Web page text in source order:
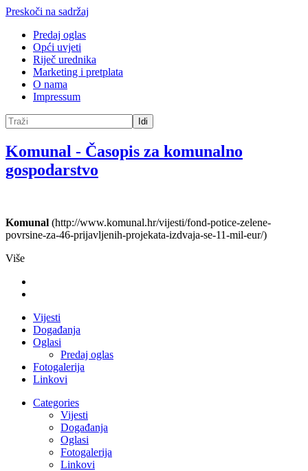
Preskoči na sadržaj
Predaj oglas
Opći uvjeti
Riječ urednika
Marketing i pretplata
O nama
Impressum
Idi
Komunal - Časopis za komunalno
gospodarstvo
Komunal (http://www.komunal.hr/vijesti/fond-potice-zelene-
povrsine-za-46-prijavljenih-projekata-izdvaja-se-11-mil-eur/)
Više
Vijesti
Događanja
Oglasi
Predaj oglas
Fotogalerija
Linkovi
Categories
Vijesti
Događanja
Oglasi
Fotogalerija
Linkovi